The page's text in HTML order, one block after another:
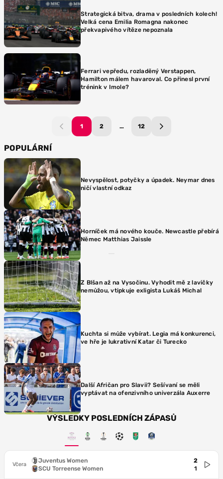
Strategická bitva, drama v posledních kolech!
Velká cena Emilia Romagna nakonec
překvapivého vítěze nepoznala
Ferrari vepředu, rozladěný Verstappen,
Hamilton málem havaroval. Co přinesl první
trénink v Imole?
1 2 … 12
POPULÁRNÍ
Nevyspělost, potyčky a úpadek. Neymar dnes
ničí vlastní odkaz
Horníček má nového kouče. Newcastle přebírá
Němec Matthias Jaissle
Z Blšan až na Vysočinu. Vyhodit mě z lavičky
nemůžou, vtipkuje exligista Lukáš Michal
Kuchta si může vybírat. Legia má konkurenci,
ve hře je lukrativní Katar či Turecko
Další Afričan pro Slavii? Sešívaní se měli
vyptávat na ofenzivního univerzála Auxerre
VÝSLEDKY POSLEDNÍCH ZÁPASŮ
Včera
Juventus Women
SCU Torreense Women
2
1